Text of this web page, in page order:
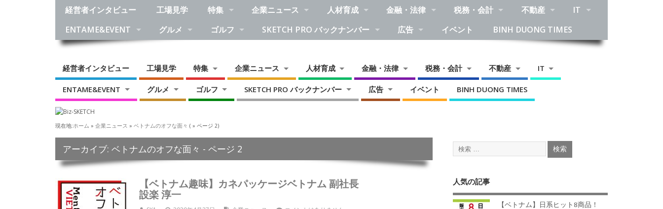
経営者インタビュー 工場見学 特集 企業ニュース 人材育成 金融・法律 税務・会計 不動産
IT
ENTAME&EVENT
グルメ ゴルフ SKETCH PRO バックナンバー 広告 イベント BINH DUONG TIMES
経営者インタビュー 工場見学 特集 企業ニュース 人材育成 金融・法律 税務・会計 不動産 IT
ENTAME&EVENT グルメ ゴルフ SKETCH PRO バックナンバー 広告 イベント BINH DUONG TIMES
現在地:ホーム » 企業ニュース » ベトナムのオフな面々 ( » ページ 2)
アーカイブ: ベトナムのオフな面々 - ページ 2
【ベトナム趣味】カネパッケージベトナム 副社長
設楽 淳一
人気の記事
【ベトナム】日系ヒット8商品！